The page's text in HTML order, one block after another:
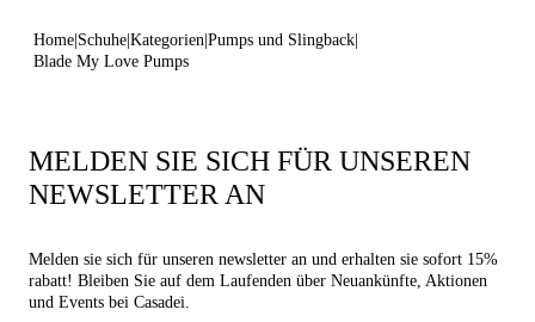
Home Schuhe Kategorien Pumps und Slingback
Blade My Love Pumps
MELDEN SIE SICH FÜR UNSEREN
NEWSLETTER AN
Melden sie sich für unseren newsletter an und erhalten sie sofort 15%
rabatt! Bleiben Sie auf dem Laufenden über Neuankünfte, Aktionen
und Events bei Casadei.